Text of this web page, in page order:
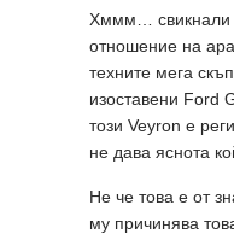
Хммм… свикнали
отношение на
техните мега
изоставени Ford
този Veyron e
не дава яснота
Не че това е от
му причинява